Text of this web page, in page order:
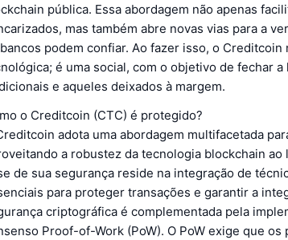
pública. Essa abordagem não apenas
mas também abre novas vias para a
podem confiar. Ao fazer isso, o Creditcoin
é uma social, com o objetivo de fechar
e aqueles deixados à margem.
o Creditcoin (CTC) é protegido?
adota uma abordagem multifacetada
a robustez da tecnologia blockchain
de sua segurança reside na integração de
para proteger transações e garantir a
criptográfica é complementada pela
Proof-of-Work (PoW). O PoW exige que